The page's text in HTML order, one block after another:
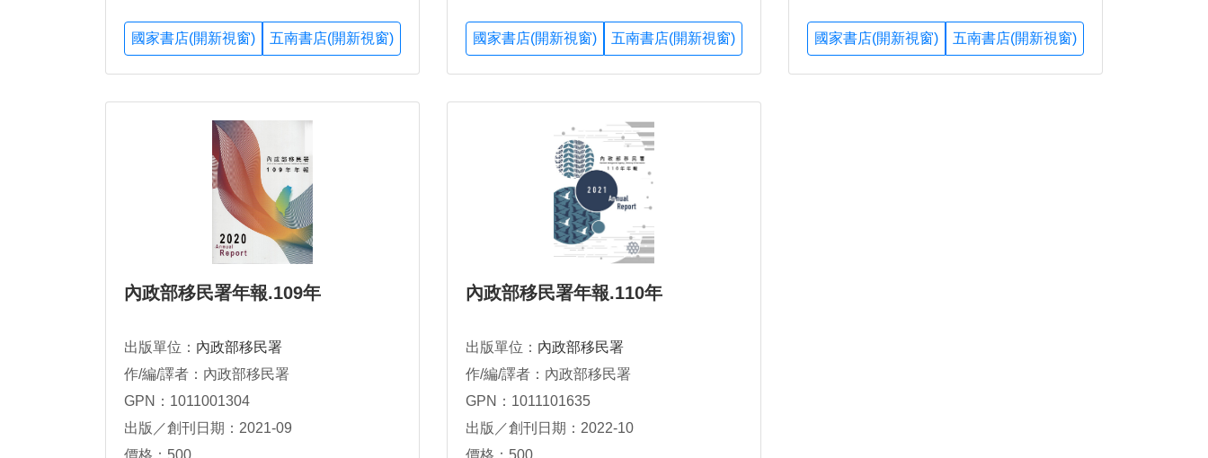
國家書店(開新視窗) 五南書店(開新視窗) 國家書店(開新視窗) 五南書店(開新視窗) 國家書店(開新視窗) 五南書店(開新視窗)
內政部移民署年報.109年
出版單位： 內政部移民署
作/編/譯者：內政部移民署
GPN：1011001304
出版／創刊日期：2021-09
內政部移民署年報.110年
出版單位： 內政部移民署
作/編/譯者：內政部移民署
GPN：1011101635
出版／創刊日期：2022-10